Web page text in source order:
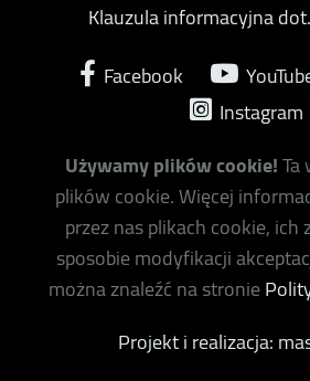
Klauzula informacyjna
Facebook
Instagram
Używamy plików cookie!
plików cookie. Więcej
przez nas plikach cookie,
sposobie modyfikacji
można znaleźć na stronie
Projekt i realizacja: